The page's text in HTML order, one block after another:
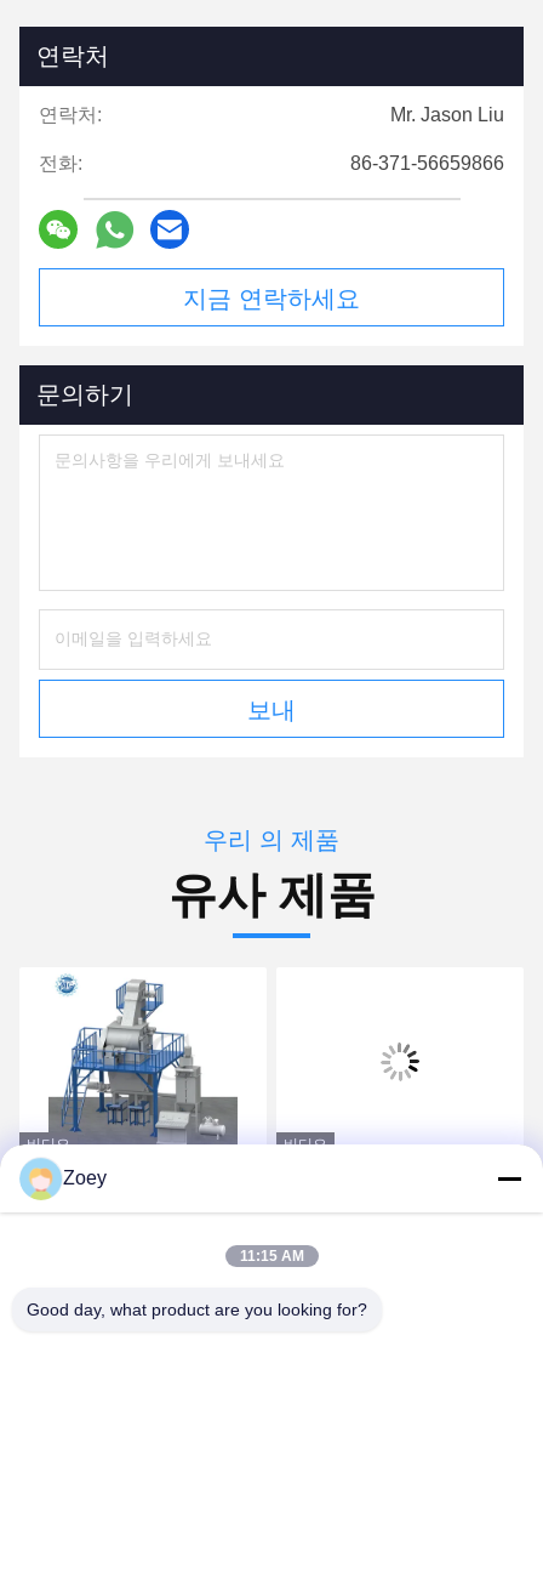
연락처
연락처: Mr. Jason Liu
전화: 86-371-56659866
지금 연락하세요
문의하기
보내
우리 의 제품
유사 제품
비디오
CE 전압 맞춤형 드라이 믹
스 파우더 몰타르 혼합 기
믹서 세라믹 타일 접착제
가장 좋은 가격 을 구하라
비디오
도와 접착제와 도와 그라우
트 만들기를 위한 가득 차
포 식물
가장 좋은 가격 을 구하라
Zoey
11:15 AM
Good day, what product are you looking for?